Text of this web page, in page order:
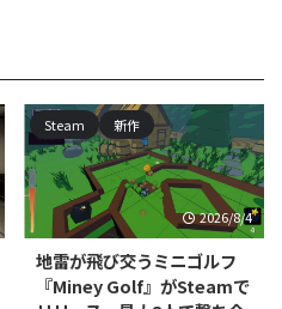
Steam 新作
2026/8/4
地雷が飛び交うミニゴルフ
『Miney Golf』がSteamで